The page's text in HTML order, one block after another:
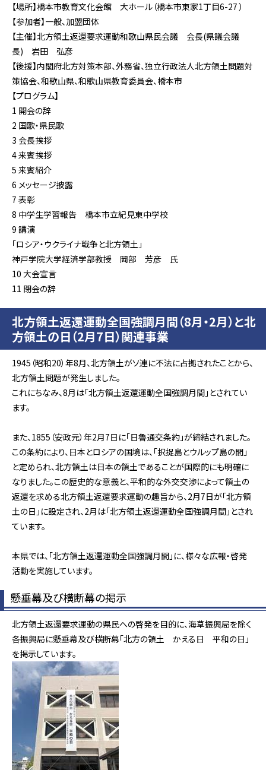
【場所】橋本市教育文化会館 大ホール（橋本市東家1丁目6-27 ）
【参加者】一般、加盟団体
【主催】北方領土返還要求運動和歌山県民会議 会長(県議会議
長) 岩田 弘彦
【後援】内閣府北方対策本部、外務省、独立行政法人北方領土問題対
策協会、和歌山県、和歌山県教育委員会、橋本市
【プログラム】
1 開会の辞
2 国歌・県民歌
3 会長挨拶
4 来賓挨拶
5 来賓紹介
6 メッセージ披露
7 表彰
8 中学生学習報告 橋本市立紀見東中学校
9 講演
「ロシア・ウクライナ戦争と北方領土」
神戸学院大学経済学部教授 岡部 芳彦 氏
10 大会宣言
11 閉会の辞
北方領土返還運動全国強調月間（8月・2月）と北
方領土の日（2月7日）関連事業
1945（昭和20）年8月、北方領土がソ連に不法に占拠されたことから、
北方領土問題が発生しました。
これにちなみ、8月は「北方領土返還運動全国強調月間」とされてい
ます。
また、1855（安政元）年2月7日に「日魯通交条約」が締結されました。
この条約により、日本とロシアの国境は、「択捉島とウルップ島の間」
と定められ、北方領土は日本の領土であることが国際的にも明確に
なりました。この歴史的な意義と、平和的な外交交渉によって領土の
返還を求める北方領土返還要求運動の趣旨から、2月7日が「北方領
土の日」に設定され、2月は「北方領土返還運動全国強調月間」とされ
ています。
本県では、「北方領土返還運動全国強調月間」に、様々な広報・啓発
活動を実施しています。
懸垂幕及び横断幕の掲示
北方領土返還要求運動の県民への啓発を目的に、海草振興局を除く
各振興局に懸垂幕及び横断幕「北方の領土 かえる日 平和の日」
を掲示しています。